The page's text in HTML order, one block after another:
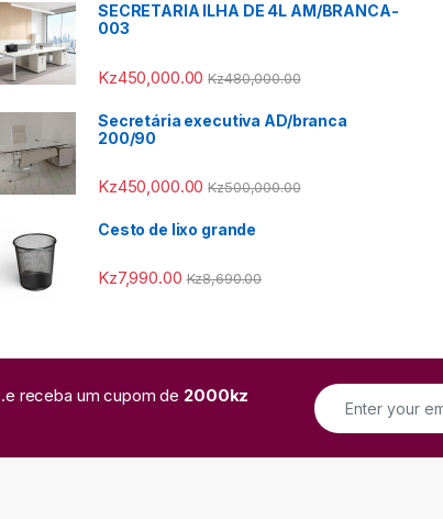
SECRETARIA ILHA DE 4L AM/BRANCA-
003
Kz450,000.00 Kz480,000.00
Secretária executiva AD/branca
200/90
Kz450,000.00 Kz500,000.00
Cesto de lixo grande
Kz7,990.00 Kz8,690.00
receba um cupom de 2000kz